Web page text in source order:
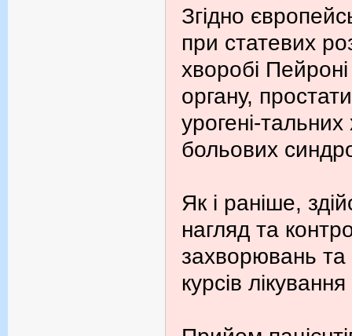
Згідно
при статевих
хворобі
органу,
урогені-
больових
Як і раніше,
нагляд та
захворювань
курсів лікування